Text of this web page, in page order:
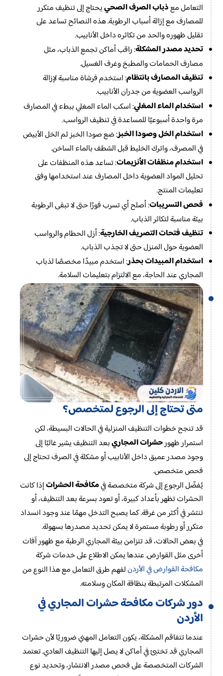
التعامل معذباب الصرف الصحييحتاج إلى تنظيف متكرر
للمصارف مع إزالة أسباب الرطوبة. هذه النصائح تساعد على
تقليل ظهوره والحد من تكاثره داخل الأنابيب.
تحديد مصدر المشكلة: راقب أماكن تجمع الذباب، مثل
مصارف الحمامات والمطبخ وغرف الغسيل.
تنظيف المصارف بانتظام: استخدم فرشاة مناسبة لإزالة
الرواسب العضوية من جدران الأنابيب.
استخدام الماء المغلي: اسكب الماء المغلي ببطء في المصارف
مرة واحدة أسبوعيًا للمساعدة في تنظيف الرواسب.
استخدام الخل وصودا الخبز: ضع صودا الخبز ثم الخل الأبيض
في المصرف، واترك الخليط قبل الشطف بالماء الساخن.
استخدام منظفات الأنزيمات: تساعد هذه المنظفات على
تحليل المواد العضوية داخل المصارف عند استخدامها وفق
تعليمات المنتج.
فحص التسريبات: أصلح أي تسرب فورًا حتى لا تبقى الرطوبة
بيئة مناسبة لتكاثر الذباب.
تنظيف فتحات التصريف الخارجية: أزل الحطام والرواسب
العضوية حول المنزل حتى لا تجذب الذباب.
استخدام المبيدات بحذر: استخدم مبيدًا مخصصًا لذباب
المجاري عند الحاجة، مع الالتزام بتعليمات السلامة.
متى تحتاج إلى الرجوع لمتخصص؟
قد تنجح خطوات التنظيف المنزلية في الحالات البسيطة، لكن
استمرار ظهورحشرات المجاريبعد التنظيف يشير غالبًا إلى
وجود مصدر عميق داخل الأنابيب أو مشكلة في الصرف تحتاج إلى
فحص متخصص.
يُفضّل الرجوع إلى شركة متخصصة فيمكافحة الحشراتإذا كانت
الحشرات تظهر بأعداد كبيرة، أو تعود بسرعة بعد التنظيف، أو
تنتشر في أكثر من غرفة. كما يصبح التدخل مهمًا عند وجود انسداد
متكرر أو رطوبة مستمرة لا يمكن تحديد مصدرها بسهولة.
في بعض الحالات، قد تتزامن بيئة المجاري الرطبة مع ظهور آفات
أخرى مثل القوارض. عندها يمكن الاطلاع على خدمات شركة
مكافحة القوارض في الأردنلفهم طرق التعامل مع هذا النوع من
المشكلات المرتبطة بنظافة المكان وسلامته.
دور شركات مكافحة حشرات المجاري في
الأردن
عندما تتفاقم المشكلة، يكون التعامل المهني ضروريًا لأن حشرات
المجاري قد تختبئ في أماكن لا يصل إليها التنظيف العادي. تعتمد
الشركات المتخصصة على فحص مصدر الانتشار، وتحديد نوع